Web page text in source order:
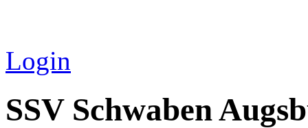
Login
SSV Schwaben